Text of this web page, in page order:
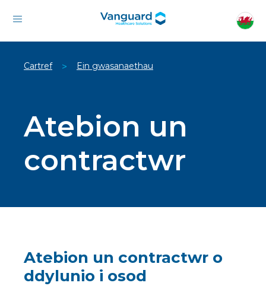
Cartref > Ein gwasanaethau
Atebion un
contractwr
Atebion un contractwr o
ddylunio i osod